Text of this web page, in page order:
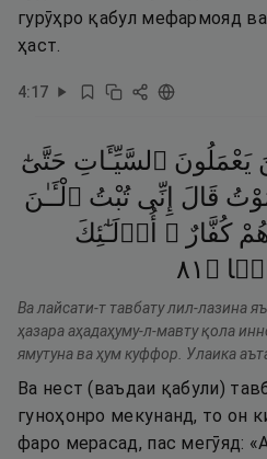
гурӯҳро қабул мефармояд
ҳаст.
4:17
يَعْمَلُونَ ٱلسَّيِّـَٔاتِ حَتَّىٰٓ
قَالَ إِنِّى تُبْتُ ٱلْـَٔـٰنَ
كُفَّارٌ ۚ
أُو۟لَـٰٓئِكَ
۝ ١٨
Ва лайсати-т тавбату лил-лазина
ҳазара аҳадаҳуму-л-мавту қола
ямутуна ва ҳум куффор. Улаика
Ва нест (ваъдаи қабули)
гуноҳонро мекунанд, то он
фаро мерасад, пас мегӯяд: